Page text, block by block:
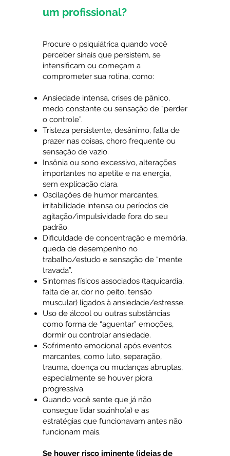
um profissional?
Procure o psiquiátrica quando você
perceber sinais que persistem, se
intensificam ou começam a
comprometer sua rotina, como:
Ansiedade intensa, crises de pânico,
medo constante ou sensação de “perder
o controle”.
Tristeza persistente, desânimo, falta de
prazer nas coisas, choro frequente ou
sensação de vazio.
Insônia ou sono excessivo, alterações
importantes no apetite e na energia,
sem explicação clara.
Oscilações de humor marcantes,
irritabilidade intensa ou períodos de
agitação/impulsividade fora do seu
padrão.
Dificuldade de concentração e memória,
queda de desempenho no
trabalho/estudo e sensação de “mente
travada”.
Sintomas físicos associados (taquicardia,
falta de ar, dor no peito, tensão
muscular) ligados à ansiedade/estresse.
Uso de álcool ou outras substâncias
como forma de “aguentar” emoções,
dormir ou controlar ansiedade.
Sofrimento emocional após eventos
marcantes, como luto, separação,
trauma, doença ou mudanças abruptas,
especialmente se houver piora
progressiva.
Quando você sente que já não
consegue lidar sozinho(a) e as
estratégias que funcionavam antes não
funcionam mais.
Se houver risco iminente (ideias de